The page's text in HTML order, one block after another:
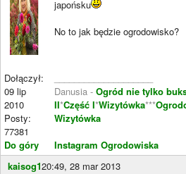
Dołączył:
09 lip
2010
Posty:
77381
Do góry
japońsku
No to jak będzie ogrodowisko?
Danusia - Ogród nie tylko
II*Część I*Wizytówka***
Wizytówka
Instagram Ogrodowiska
kaisog120:49, 28 mar 2013